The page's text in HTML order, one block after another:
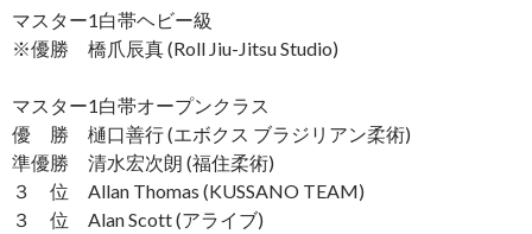
マスター1白帯ヘビー級
※優勝 橋爪辰真 (Roll Jiu-Jitsu Studio)
マスター1白帯オープンクラス
優 勝 樋口善行 (エボクス ブラジリアン柔術)
準優勝 清水宏次朗 (福住柔術)
３ 位 Allan Thomas (KUSSANO TEAM)
３ 位 Alan Scott (アライブ)